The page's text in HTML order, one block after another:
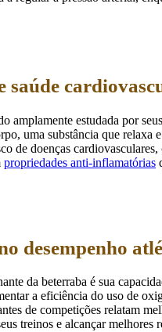
saúde
amplamente estudada por
uma substância que relaxa
de doenças
propriedades anti-inflamatórias
desempenho
da beterraba é sua
a eficiência do uso de
de competições relatam
treinos e alcançar melhores